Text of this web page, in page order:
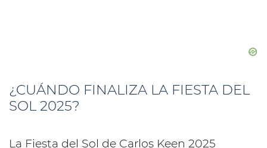
¿CUÁNDO FINALIZA LA FIESTA DEL
SOL 2025?
La Fiesta del Sol de Carlos Keen 2025